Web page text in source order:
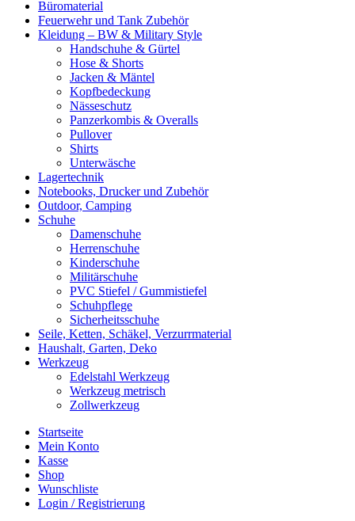
Büromaterial
Feuerwehr und Tank Zubehör
Kleidung – BW & Military Style
Handschuhe & Gürtel
Hose & Shorts
Jacken & Mäntel
Kopfbedeckung
Nässeschutz
Panzerkombis & Overalls
Pullover
Shirts
Unterwäsche
Lagertechnik
Notebooks, Drucker und Zubehör
Outdoor, Camping
Schuhe
Damenschuhe
Herrenschuhe
Kinderschuhe
Militärschuhe
PVC Stiefel / Gummistiefel
Schuhpflege
Sicherheitsschuhe
Seile, Ketten, Schäkel, Verzurrmaterial
Haushalt, Garten, Deko
Werkzeug
Edelstahl Werkzeug
Werkzeug metrisch
Zollwerkzeug
Startseite
Mein Konto
Kasse
Shop
Wunschliste
Login / Registrierung